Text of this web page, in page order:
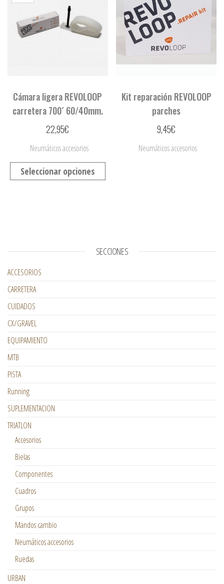
Cámara ligera REVOLOOP
carretera 700´ 60/40mm.
22,95€
Neumáticos accesorios
Seleccionar opciones
Kit reparación REVOLOOP
parches
9,45€
Neumáticos accesorios
SECCIONES
ACCESORIOS
CARRETERA
CUIDADOS
CX/GRAVEL
EQUIPAMIENTO
MTB
PISTA
Running
SUPLEMENTACION
TRIATLON
Accesorios
Bielas
Componentes
Cuadros
Grupos
Mandos cambio
Neumáticos accesorios
Ruedas
URBAN